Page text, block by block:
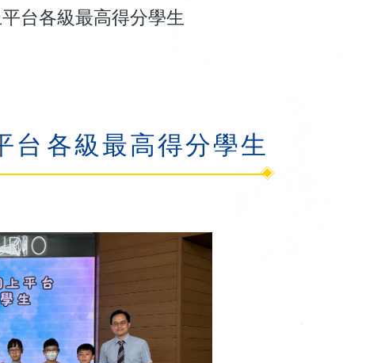
台 各級最高得分學生
台 各級最高得分學生